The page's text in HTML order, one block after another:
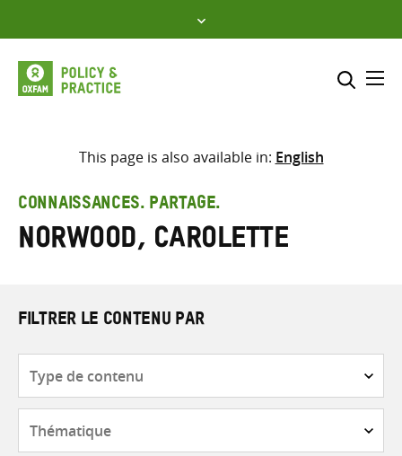
to
content
Sélectionner l’emplacement
Saisir
les
termes
This page is also available in: English
CONNAISSANCES. PARTAGE.
Norwood, Carolette
FILTRER LE CONTENU PAR
contenu